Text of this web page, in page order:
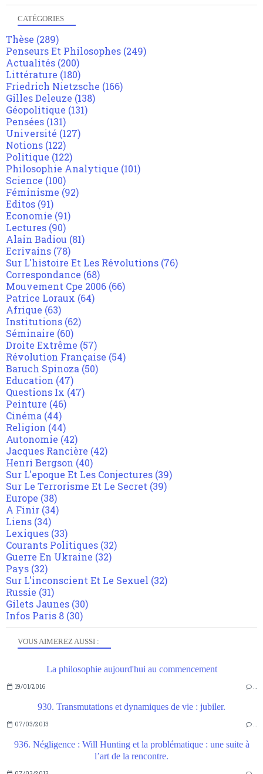
VOUS AIMEREZ AUSSI :
La philosophie aujourd'hui au commencement
19/01/2016 …
930. Transmutations et dynamiques de vie : jubiler.
07/03/2013 …
936. Négligence : Will Hunting et la problématique : une suite à
l’art de la rencontre.
CATÉGORIES
Thèse (289)
Penseurs Et Philosophes (249)
Actualités (200)
Littérature (180)
Friedrich Nietzsche (166)
Gilles Deleuze (138)
Géopolitique (131)
Pensées (131)
Université (127)
Notions (122)
Politique (122)
Philosophie Analytique (101)
Science (100)
Féminisme (92)
Editos (91)
Economie (91)
Lectures (90)
Alain Badiou (81)
Ecrivains (78)
Sur L'histoire Et Les Révolutions (76)
Correspondance (68)
Mouvement Cpe 2006 (66)
Patrice Loraux (64)
Afrique (63)
Institutions (62)
Séminaire (60)
Droite Extrême (57)
Révolution Française (54)
Baruch Spinoza (50)
Education (47)
Questions Ix (47)
Peinture (46)
Cinéma (44)
Religion (44)
Autonomie (42)
Jacques Rancière (42)
Henri Bergson (40)
Sur L'epoque Et Les Conjectures (39)
Sur Le Terrorisme Et Le Secret (39)
Europe (38)
A Finir (34)
Liens (34)
Lexiques (33)
Courants Politiques (32)
Guerre En Ukraine (32)
Pays (32)
Sur L'inconscient Et Le Sexuel (32)
Russie (31)
Gilets Jaunes (30)
Infos Paris 8 (30)